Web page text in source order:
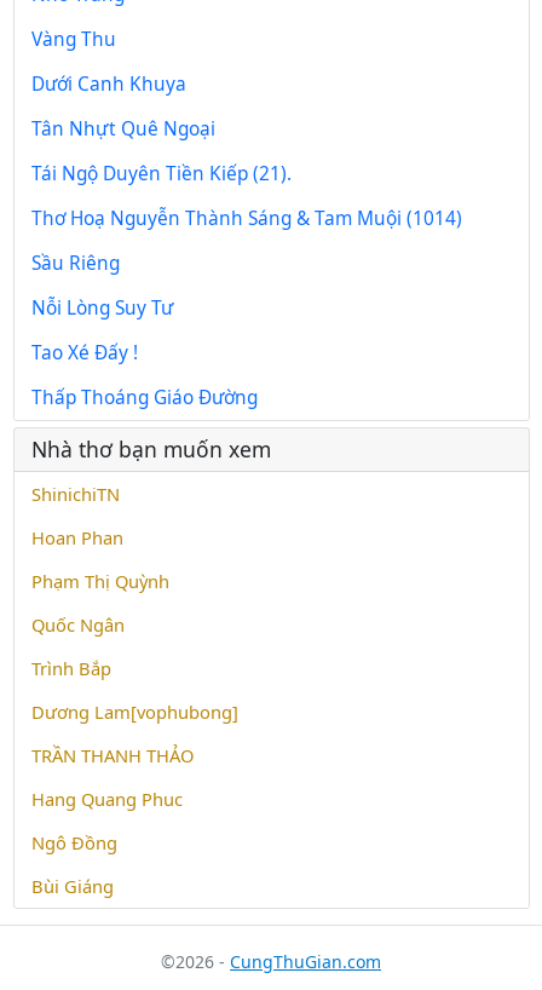
Vàng Thu
Dưới Canh Khuya
Tân Nhựt Quê Ngoại
Tái Ngộ Duyên Tiền Kiếp (21).
Thơ Hoạ Nguyễn Thành Sáng & Tam Muội (1014)
Sầu Riêng
Nỗi Lòng Suy Tư
Tao Xé Đấy !
Thấp Thoáng Giáo Đường
Nhà thơ bạn muốn xem
ShinichiTN
Hoan Phan
Phạm Thị Quỳnh
Quốc Ngân
Trình Bắp
Dương Lam[vophubong]
TRẦN THANH THẢO
Hang Quang Phuc
Ngô Đồng
Bùi Giáng
©2026 - CungThuGian.com